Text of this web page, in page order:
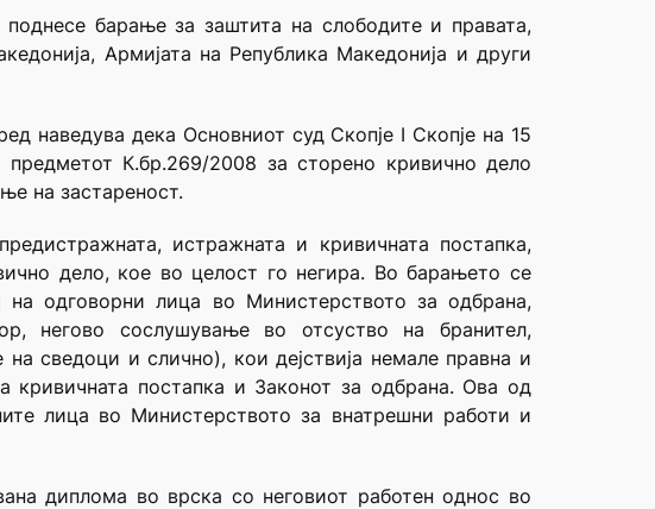
барање за заштита на слободите и правата,
Армијата на Република Македонија и други
наведува дека Основниот суд Скопје I Скопје на 15
К.бр.269/2008 за сторено кривично дело
на застареност.
истражната и кривичната постапка,
дело, кое во целост го негира. Во барањето се
одговорни лица во Министерството за одбрана,
негово сослушување во отсуство на бранител,
сведоци и слично), кои дејствија немале правна и
постапка и Законот за одбрана. Ова од
лица во Министерството за внатрешни работи и
диплома во врска со неговиот работен однос во